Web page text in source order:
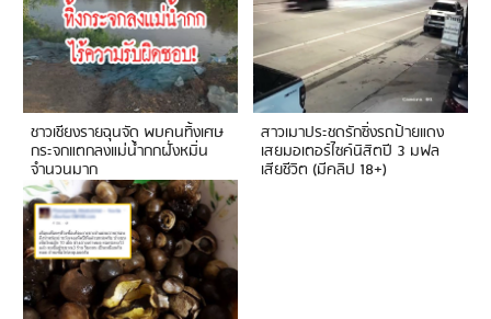
ชาวเชียงรายฉุนจัด พบคนทิ้งเศษ
กระจกแตกลงแม่น้ำกกฝั่งหมิ่น
จำนวนมาก
สาวเมาประชดรักซิ่งรถป้ายแดง
เสยมอเตอร์ไซค์นิสิตปี 3 มฟล
เสียชีวิต (มีคลิป 18+)